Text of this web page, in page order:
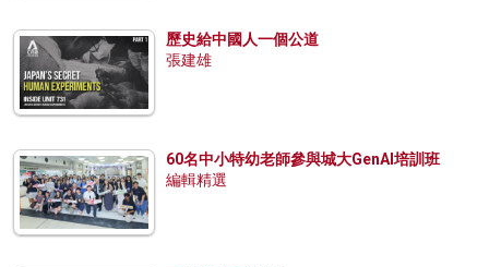
歷史給中國人一個公道
張建雄
60名中小特幼老師參與城大GenAI培訓班
編輯精選